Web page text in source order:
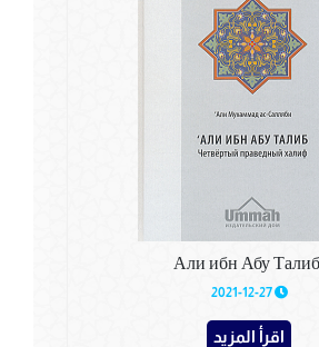
2021-12-27
اقرأ المزيد